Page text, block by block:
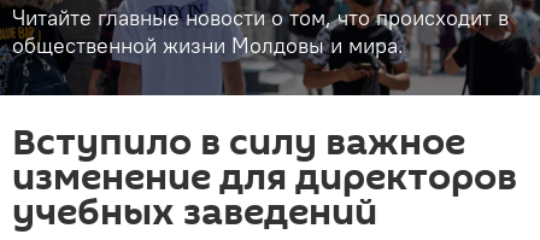
Читайте главные новости о том, что происходит в
общественной жизни Молдовы и мира.
Вступило в силу важное
изменение для директоров
учебных заведений